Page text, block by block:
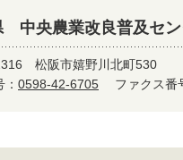
中央農業改良普及セ
松阪市嬉野川北町530
0598-42-6705 ファクス